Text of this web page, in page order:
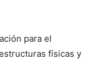
para el
físicas y